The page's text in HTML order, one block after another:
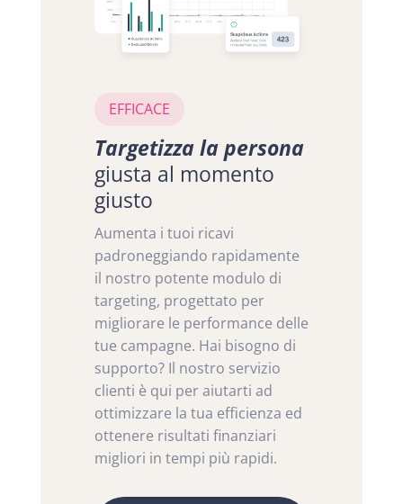
EFFICACE
Targetizza la persona
giusta al momento
giusto
Aumenta i tuoi ricavi
padroneggiando rapidamente
il nostro potente modulo di
targeting, progettato per
migliorare le performance delle
tue campagne. Hai bisogno di
supporto? Il nostro servizio
clienti è qui per aiutarti ad
ottimizzare la tua efficienza ed
ottenere risultati finanziari
migliori in tempi più rapidi.